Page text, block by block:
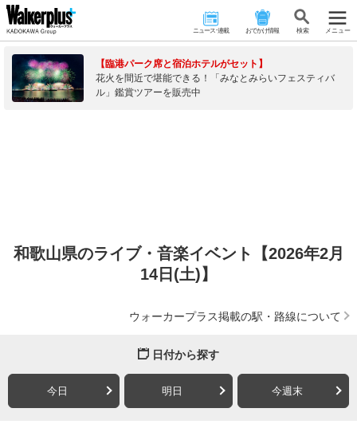
ニュース･連載 おでかけ情報 検 索 メニュー
【臨港パーク席と宿泊ホテルがセット】
花火を間近で堪能できる！「みなとみらいフェスティバ
ル」鑑賞ツアーを販売中
和歌山県のライブ・音楽イベント【2026年2月
14日(土)】
ウォーカープラス掲載の駅・路線について
日付から探す
今日 明日 今週末